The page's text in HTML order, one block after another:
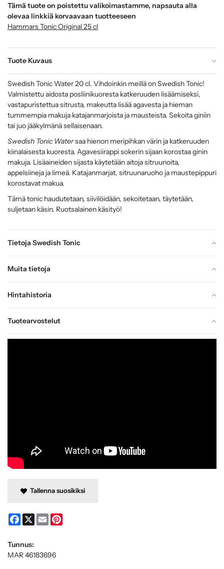
Tämä tuote on poistettu valikoimastamme, napsauta alla
olevaa linkkiä korvaavaan tuotteeseen
Hammars Tonic Original 25 cl
Tuote Kuvaus
Tietoja Swedish Tonic
Muita tietoja
Hintahistoria
Tuotearvostelut
Swedish Tonic Water 20 cl. Vihdoinkin meillä on Swedish Tonic!
Valmistettu aidosta posliinikuoresta katkeruuden lisäämiseksi,
vastapuristettua sitrusta, makeutta lisää agavesta ja hieman
tummempia makuja katajanmarjoista ja mausteista. Sekoita giniin
tai juo jääkylmänä sellaisenaan.
Swedish Tonic Watersaa hienon meripihkan värin ja katkeruuden
kiinalaisesta kuoresta. Agavesiirappi sokerin sijaan korostaa ginin
makuja. Lisäaineiden sijasta käytetään aitoja sitruunoita,
appelsiineja ja limeä. Katajanmarjat, sitruunaruoho ja maustepippuri
korostavat makua.
Tämä tonic haudutetaan, siivilöidään, sekoitetaan, täytetään,
suljetaan käsin. Ruotsalainen käsityö!
Tallenna suosikiksi
Facebook
X Email
Tunnus:
MAR 46183696